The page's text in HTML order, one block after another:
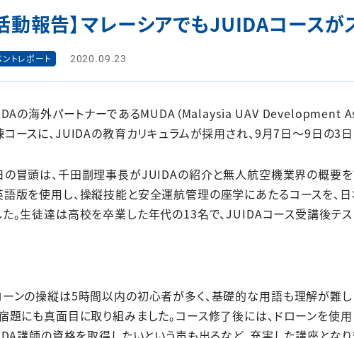
動報告】マレーシアでもJUIDAコースが
トレポート 2020.09.23
の海外パートナーであるMUDA（Malaysia UAV Development
ースに、JUIDAの教育カリキュラムが採用され、9月7日～9日の3日
の冒頭は、千田副理事長がJUIDAの紹介と無人航空機業界の概要を
語版を使用し、操縦技能と安全運航管理の座学にあたるコースを
た。生徒達は高校を卒業した年代の13名で、JUIDAコース受講後テ
ーンの操縦は5時間以内の初心者が多く、基礎的な用語も理解が難
宿題にも真面目に取り組みました。コース修了後には、ドローンを